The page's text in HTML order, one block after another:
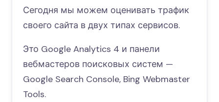
Сегодня мы можем оценивать трафик
своего сайта в двух типах сервисов.
Это Google Analytics 4 и панели
вебмастеров поисковых систем —
Google Search Console, Bing Webmaster
Tools.